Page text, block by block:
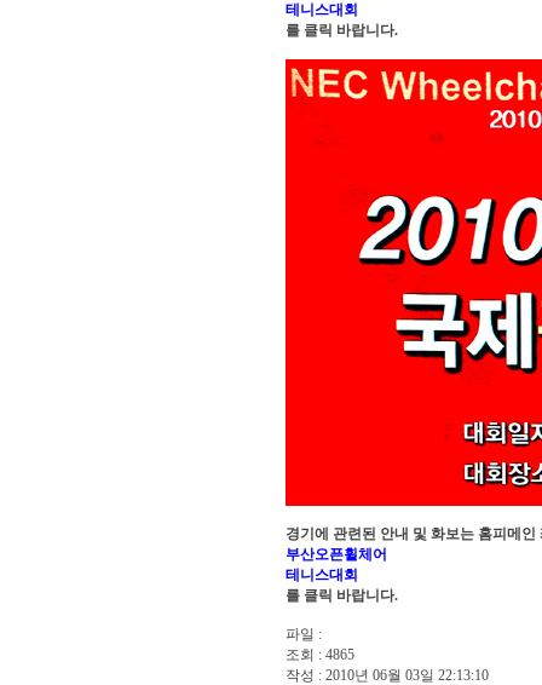
테니스대회
를 클릭 바랍니다.
경기에 관련된 안내 및 화보는 홈피메인
부산오픈휠체어
테니스대회
를 클릭 바랍니다.
파일 :
조회 : 4865
작성 : 2010년 06월 03일 22:13:10